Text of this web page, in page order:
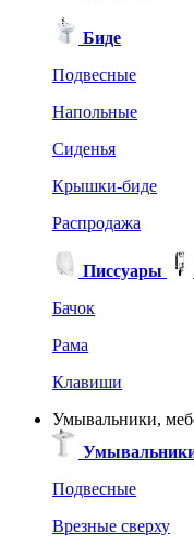
Биде
Подвесные
Напольные
Сиденья
Крышки-биде
Распродажа
Писсуары
Бачок
Рама
Клавиши
Умывальники,
Подвесные
Врезные сверху